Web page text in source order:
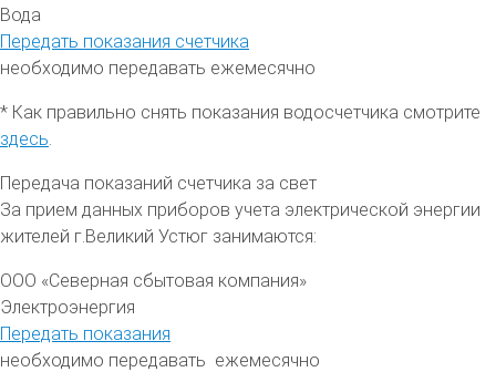
Вода
Передать показания счетчика
необходимо передавать ежемесячно
* Как правильно снять показания водосчетчика смотрите
здесь
Передача показаний счетчика за свет
За прием данных приборов учета электрической энергии
жителей г. Великий Устюг занимаются:
ООО «Северная сбытовая компания»
Электроэнергия
Передать показания
необходимо передавать ежемесячно